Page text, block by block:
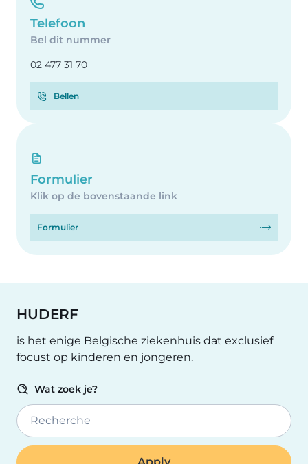
Telefoon
Bel dit nummer
02 477 31 70
Bellen
Formulier
Klik op de bovenstaande link
Formulier
HUDERF
is het enige Belgische ziekenhuis dat exclusief
focust op kinderen en jongeren.
Wat zoek je?
Recherche